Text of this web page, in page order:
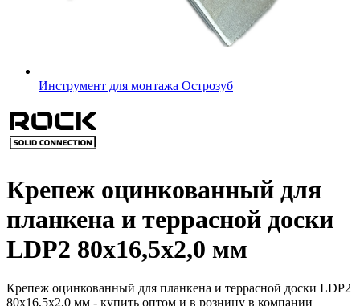
Инструмент для монтажа Острозуб
Крепеж оцинкованный для
планкена и террасной доски
LDP2 80х16,5х2,0 мм
Крепеж оцинкованный для планкена и террасной доски LDP2
80х16,5х2,0 мм - купить оптом и в розницу в компании